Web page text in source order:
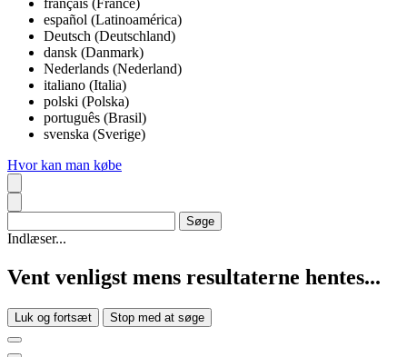
français (France)
español (Latinoamérica)
Deutsch (Deutschland)
dansk (Danmark)
Nederlands (Nederland)
italiano (Italia)
polski (Polska)
português (Brasil)
svenska (Sverige)
Hvor kan man købe
Indlæser...
Vent venligst mens resultaterne hentes...
Luk og fortsæt Stop med at søge